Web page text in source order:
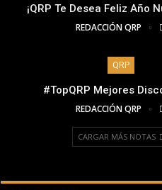
¡QRP Te Desea Feliz Año
REDACCIÓN QRP
QRP
#TopQRP Mejores
REDACCIÓN QRP
CARGAR MÁS NOTAS